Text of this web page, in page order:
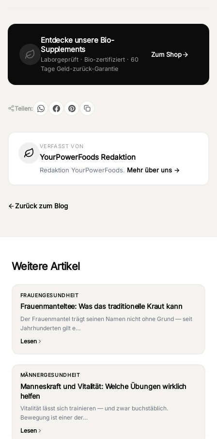
Entdecke unsere Bio-
Supplements
Laborgeprüft · Bio-zertifiziert · 60
Tage Geld-zurück-Garantie
Zum Shop
Teilen:
VERFASST VON
YourPowerFoods Redaktion
Redaktion YourPowerFoods. Mehr über uns →
Zurück zum Blog
Weitere Artikel
FRAUENGESUNDHEIT
Frauenmanteltee: Was das traditionelle Kraut kann
Der Frauenmantel trägt seinen Namen nicht ohne Grund — seit
Jahrhunderten gilt e…
Lesen
MÄNNERGESUNDHEIT
Manneskraft und Vitalität: Welche Übungen wirklich
helfen
Vitalität lässt sich trainieren — und zwar buchstäblich.
Bewegung ist einer der…
Lesen